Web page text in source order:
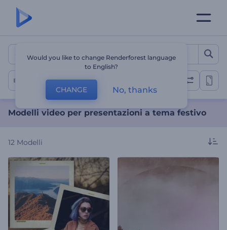
Modelli video per
Presentazione di immagini a tema festivo
Modelli video per presentazioni a tema festivo
12 Modelli
Would you like to change Renderforest language
to English?
CHANGE No, thanks